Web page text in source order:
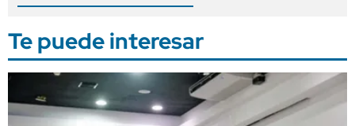
Te puede interesar